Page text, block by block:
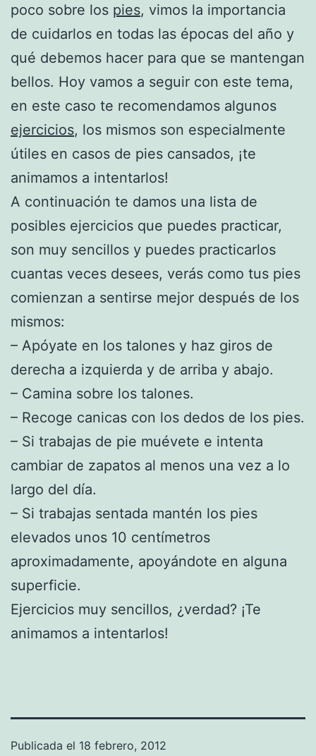
poco sobre los pies, vimos la importancia
de cuidarlos en todas las épocas del año y
qué debemos hacer para que se mantengan
bellos. Hoy vamos a seguir con este tema,
en este caso te recomendamos algunos
ejercicios, los mismos son especialmente
útiles en casos de pies cansados, ¡te
animamos a intentarlos!
A continuación te damos una lista de
posibles ejercicios que puedes practicar,
son muy sencillos y puedes practicarlos
cuantas veces desees, verás como tus pies
comienzan a sentirse mejor después de los
mismos:
– Apóyate en los talones y haz giros de
derecha a izquierda y de arriba y abajo.
– Camina sobre los talones.
– Recoge canicas con los dedos de los pies.
– Si trabajas de pie muévete e intenta
cambiar de zapatos al menos una vez a lo
largo del día.
– Si trabajas sentada mantén los pies
elevados unos 10 centímetros
aproximadamente, apoyándote en alguna
superficie.
Ejercicios muy sencillos, ¿verdad? ¡Te
animamos a intentarlos!
Publicada el 18 febrero, 2012